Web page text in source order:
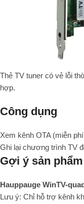
Thẻ TV tuner có vẻ lỗi
hợp.
Công dụng
Xem kênh OTA (miễn
Ghi lại chương trình TV
Gợi ý sản phẩm
Hauppauge WinTV-
Lưu ý: Chỉ hỗ trợ kênh